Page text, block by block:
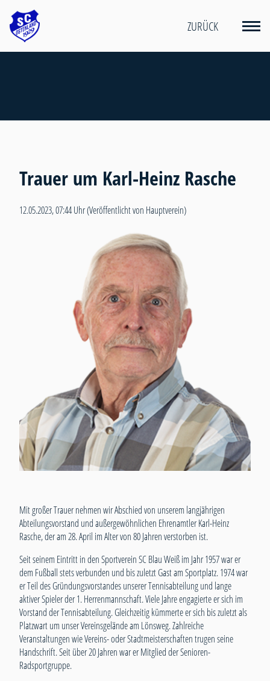
ZURÜCK
Trauer um Karl-Heinz Rasche
12.05.2023, 07:44 Uhr(Veröffentlicht von Hauptverein)
Mit großer Trauer nehmen wir Abschied von unserem langjährigen
Abteilungsvorstand und außergewöhnlichen Ehrenamtler Karl-Heinz
Rasche, der am 28. April im Alter von 80 Jahren verstorben ist.
Seit seinem Eintritt in den Sportverein SC Blau Weiß im Jahr 1957 war er
dem Fußball stets verbunden und bis zuletzt Gast am Sportplatz. 1974 war
er Teil des Gründungsvorstandes unserer Tennisabteilung und lange
aktiver Spieler der 1. Herrenmannschaft. Viele Jahre engagierte er sich im
Vorstand der Tennisabteilung. Gleichzeitig kümmerte er sich bis zuletzt als
Platzwart um unser Vereinsgelände am Lönsweg. Zahlreiche
Veranstaltungen wie Vereins- oder Stadtmeisterschaften trugen seine
Handschrift. Seit über 20 Jahren war er Mitglied der Senioren-
Radsportgruppe.